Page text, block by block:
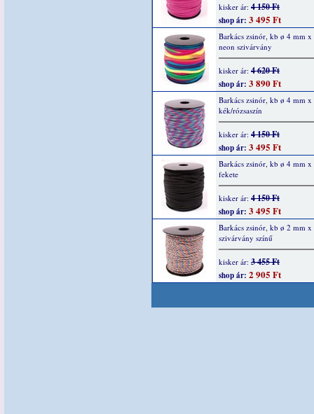
kisker ár: 4 150 Ft
shop ár: 3 495 Ft
Barkács zsinór, kb ø 4 mm
neon szivárvány
kisker ár: 4 620 Ft
shop ár: 3 890 Ft
Barkács zsinór, kb ø 4 mm
kék/rózsaszín
kisker ár: 4 150 Ft
shop ár: 3 495 Ft
Barkács zsinór, kb ø 4 mm
fekete
kisker ár: 4 150 Ft
shop ár: 3 495 Ft
Barkács zsinór, kb ø 2 mm
szivárvány színű
kisker ár: 3 455 Ft
shop ár: 2 905 Ft